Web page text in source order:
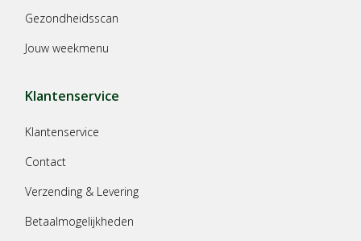
Gezondheidsscan
Jouw weekmenu
Klantenservice
Klantenservice
Contact
Verzending & Levering
Betaalmogelijkheden